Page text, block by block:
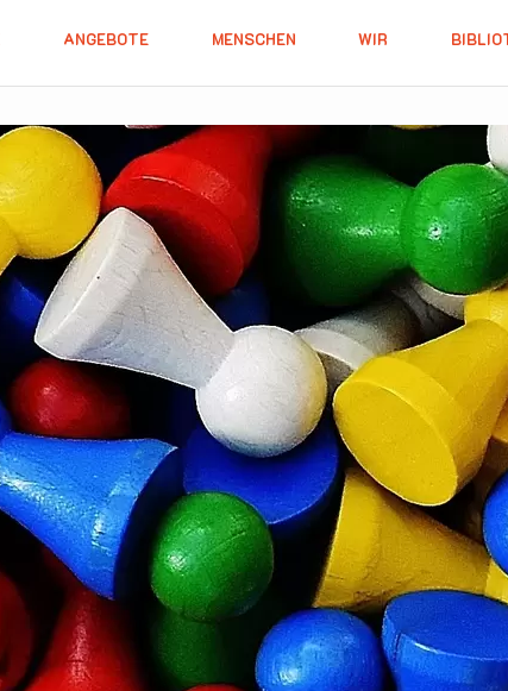
ANGEBOTE MENSCHEN WIR